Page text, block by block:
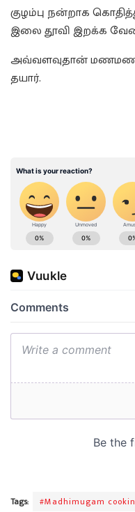
குழம்பு நன்றாக
இலை தூவி இறக்க
அவ்வளவுதான்
தயார்.
Tags: #Madhimugam